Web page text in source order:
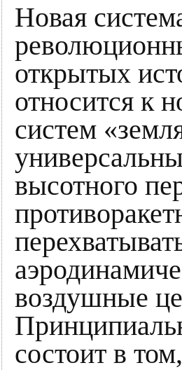
Новая
открытых
относится к
систем
высотного
воздушные
состоит в